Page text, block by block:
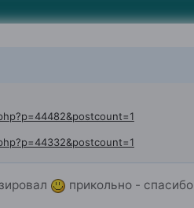
прикольно - спасибо